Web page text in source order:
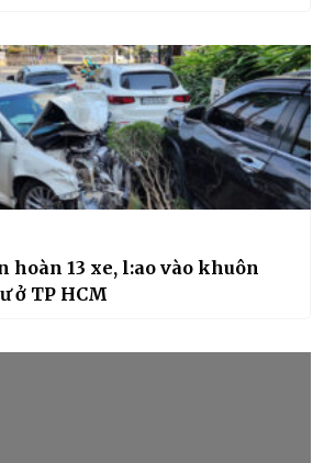
hoàn 13 xe, l:ao vào khuôn
ở TP HCM